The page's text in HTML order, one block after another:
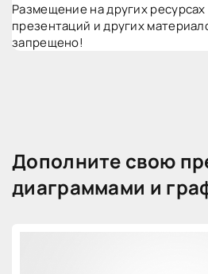
Размещение на других
презентаций и других
запрещено!
Дополните свою
диаграммами и